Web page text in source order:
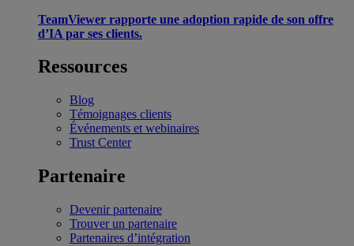
TeamViewer rapporte une adoption rapide de son offre
d’IA par ses clients.
Ressources
Blog
Témoignages clients
Événements et webinaires
Trust Center
Partenaire
Devenir partenaire
Trouver un partenaire
Partenaires d’intégration